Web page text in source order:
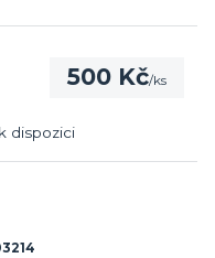
500 Kč/ks
dispozici